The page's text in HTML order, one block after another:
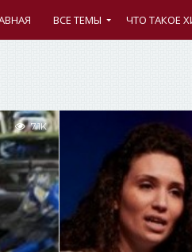
ВСЕ ТЕМЫ ЧТО ТАКОЕ
7.1K